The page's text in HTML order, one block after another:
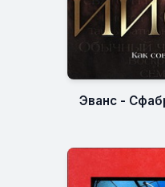
Эванс -